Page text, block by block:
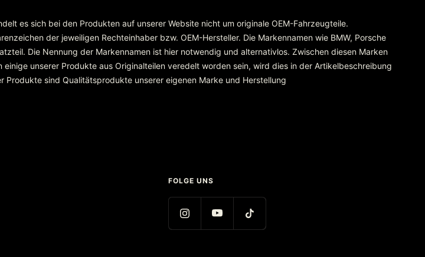
es sich bei den Produkten auf unserer Website nicht um originale OEM-Fahrzeugteile.
der jeweiligen Rechteinhaber bzw. OEM-Hersteller. Die Markennamen wie BMW, Porsche
Die Nennung der Markennamen ist hier notwendig und alternativlos. Zwischen diesen Marken
unserer Produkte aus Originalteilen veredelt worden sein, wird dies in der Artikelbeschreibung
Produkte sind Qualitätsprodukte unserer eigenen Marke und Herstellung
FOLGE UNS